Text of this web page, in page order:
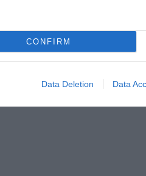
CONFIRM
Data Deletion Data